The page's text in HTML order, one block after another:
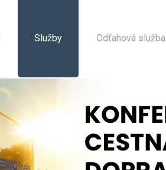
Služby Odťahová služba